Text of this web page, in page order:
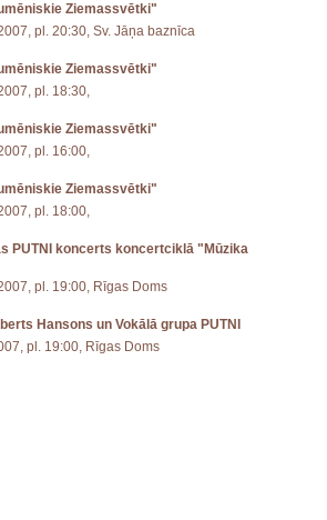
Ziemassvētki"
pl. 20:30, Sv. Jāņa baznīca
Ziemassvētki"
pl. 18:30,
Ziemassvētki"
pl. 16:00,
Ziemassvētki"
pl. 18:00,
PUTNI koncerts koncertciklā "Mūzika
pl. 19:00, Rīgas Doms
Hansons un Vokālā grupa PUTNI
pl. 19:00, Rīgas Doms